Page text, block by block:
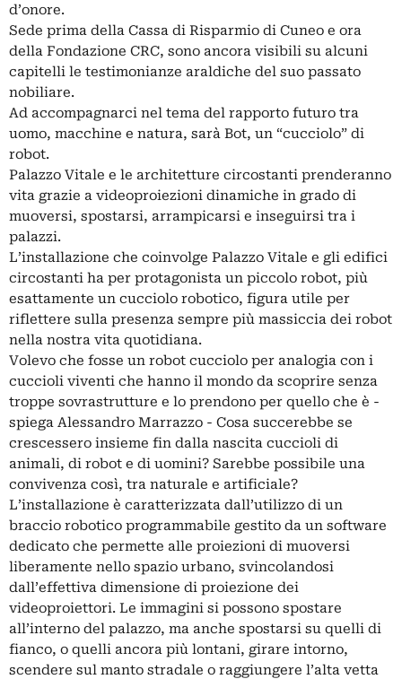
d’onore.
Sede prima della Cassa di Risparmio di Cuneo e ora
della Fondazione CRC, sono ancora visibili su alcuni
capitelli le testimonianze araldiche del suo passato
nobiliare.
Ad accompagnarci nel tema del rapporto futuro tra
uomo, macchine e natura, sarà Bot, un “cucciolo” di
robot.
Palazzo Vitale e le architetture circostanti prenderanno
vita grazie a videoproiezioni dinamiche in grado di
muoversi, spostarsi, arrampicarsi e inseguirsi tra i
palazzi.
L’installazione che coinvolge Palazzo Vitale e gli edifici
circostanti ha per protagonista un piccolo robot, più
esattamente un cucciolo robotico, figura utile per
riflettere sulla presenza sempre più massiccia dei robot
nella nostra vita quotidiana.
Volevo che fosse un robot cucciolo per analogia con i
cuccioli viventi che hanno il mondo da scoprire senza
troppe sovrastrutture e lo prendono per quello che è -
spiega Alessandro Marrazzo - Cosa succerebbe se
crescessero insieme fin dalla nascita cuccioli di
animali, di robot e di uomini? Sarebbe possibile una
convivenza così, tra naturale e artificiale?
L’installazione è caratterizzata dall’utilizzo di un
braccio robotico programmabile gestito da un software
dedicato che permette alle proiezioni di muoversi
liberamente nello spazio urbano, svincolandosi
dall’effettiva dimensione di proiezione dei
videoproiettori. Le immagini si possono spostare
all’interno del palazzo, ma anche spostarsi su quelli di
fianco, o quelli ancora più lontani, girare intorno,
scendere sul manto stradale o raggiungere l’alta vetta